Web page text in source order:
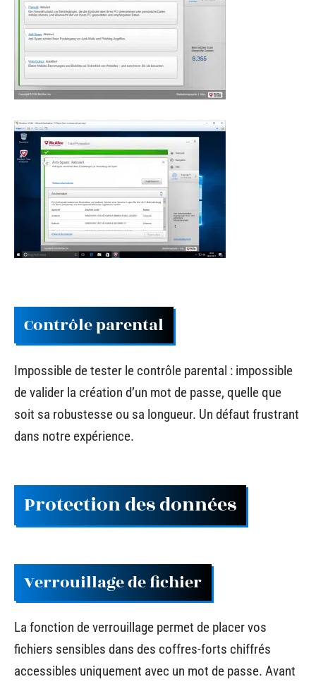
Contrôle parental
Impossible de tester le contrôle parental : impossible
de valider la création d’un mot de passe, quelle que
soit sa robustesse ou sa longueur. Un défaut frustrant
dans notre expérience.
Protection des données
Verrouillage de fichier
La fonction de verrouillage permet de placer vos
fichiers sensibles dans des coffres-forts chiffrés
accessibles uniquement avec un mot de passe. Avant